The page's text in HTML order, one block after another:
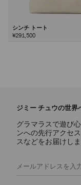
シンチ トート
¥291,500
タイムレスなクラフツ
す。ミニバッグから大
る多彩なサイズが揃
永く
エーション豊かな素材
ジミー チュウの世界
グラマラスで遊び
ンへの先行アクセ
スなどをお届けしま